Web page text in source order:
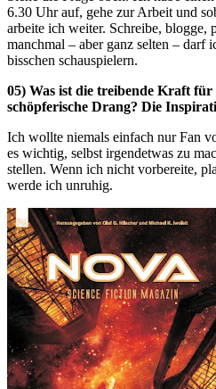
6.30 Uhr auf, gehe zur Arbeit und
arbeite ich weiter. Schreibe, blogge,
manchmal – aber ganz selten – darf
bisschen schauspielern.
05) Was ist die treibende Kraft
schöpferische Drang? Die
Ich wollte niemals einfach nur Fan
es wichtig, selbst irgendetwas zu
stellen. Wenn ich nicht vorbereite,
werde ich unruhig.